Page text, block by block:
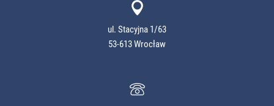
ul. Stacyjna 1/63
53-613 Wrocław